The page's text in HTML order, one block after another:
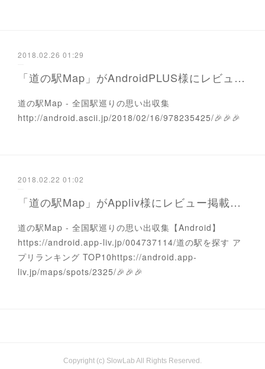
2018.02.26 01:29
「道の駅Map」がAndroidPLUS様にレビュー掲載されました!!
道の駅Map - 全国駅巡りの思い出収集
http://android.ascii.jp/2018/02/16/978235425/🎉🎉🎉
2018.02.22 01:02
「道の駅Map」がAppliv様にレビュー掲載されました!!
道の駅Map - 全国駅巡りの思い出収集【Android】
https://android.app-liv.jp/004737114/道の駅を探す ア
プリランキング TOP10https://android.app-
liv.jp/maps/spots/2325/🎉🎉🎉
Copyright (c) SlowLab All Rights Reserved.